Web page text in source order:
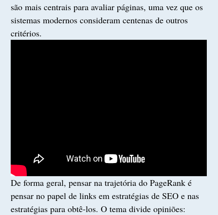
são mais centrais para avaliar páginas, uma vez que os
sistemas modernos consideram centenas de outros
critérios.
De forma geral, pensar na trajetória do PageRank é
pensar no papel de links em estratégias de SEO e nas
estratégias para obtê-los. O tema divide opiniões: